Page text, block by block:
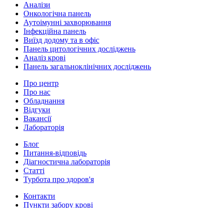
Аналізи
Онкологічна панель
Аутоімунні захворювання
Інфекційна панель
Виїзд додому та в офіс
Панель цитологічних досліджень
Аналіз крові
Панель загальноклінічних досліджень
Про центр
Про нас
Обладнання
Відгуки
Вакансії
Лабораторія
Блог
Питання-відповідь
Діагностична лабораторія
Статті
Турбота про здоров'я
Контакти
Пункти забору крові